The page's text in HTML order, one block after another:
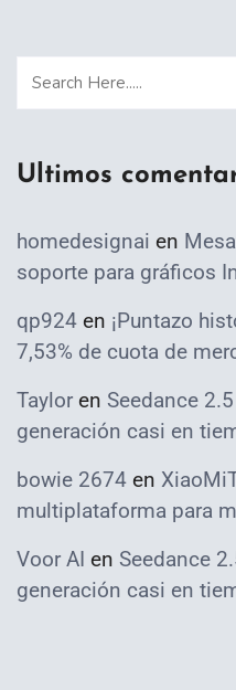
Ultimos
homedesignai en
soporte para gráficos
qp924 en ¡Puntazo
7,53% de cuota de
Taylor en Seedance
generación casi en
bowie 2674 en
multiplataforma para
Voor AI en Seedance
generación casi en